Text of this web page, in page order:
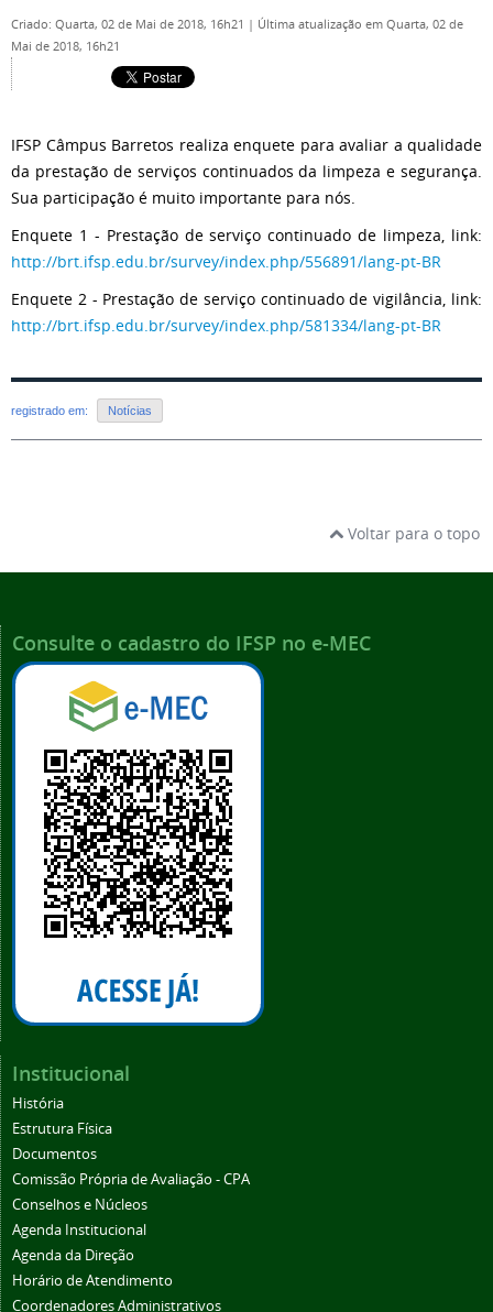
Criado: Quarta, 02 de Mai de 2018, 16h21 | Última atualização em Quarta, 02 de
Mai de 2018, 16h21
IFSP Câmpus Barretos realiza enquete para avaliar a qualidade
da prestação de serviços continuados da limpeza e segurança.
Sua participação é muito importante para nós.
Enquete 1 - Prestação de serviço continuado de limpeza, link:
http://brt.ifsp.edu.br/survey/index.php/556891/lang-pt-BR
Enquete 2 - Prestação de serviço continuado de vigilância, link:
http://brt.ifsp.edu.br/survey/index.php/581334/lang-pt-BR
registrado em: Notícias
Voltar para o topo
Consulte o cadastro do IFSP no e-MEC
Institucional
História
Estrutura Física
Documentos
Comissão Própria de Avaliação - CPA
Conselhos e Núcleos
Agenda Institucional
Agenda da Direção
Horário de Atendimento
Coordenadores Administrativos